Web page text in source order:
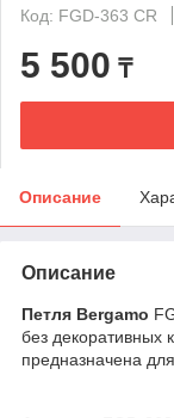
Код: FGD-363 CR
5 500 ₸
Описание
Описание
Петля Bergamo
без декоративных
предназначена